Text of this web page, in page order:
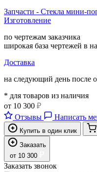
Запчасти - Стекла мини-
Изготовление
по чертежам заказчика
широкая база чертежей в
Доставка
на следующий день после
* для товаров из наличия
от 10 300 ₽
Отзывы
Написать
Купить в один клик
Заказать
от 10 300
Заказать звонок